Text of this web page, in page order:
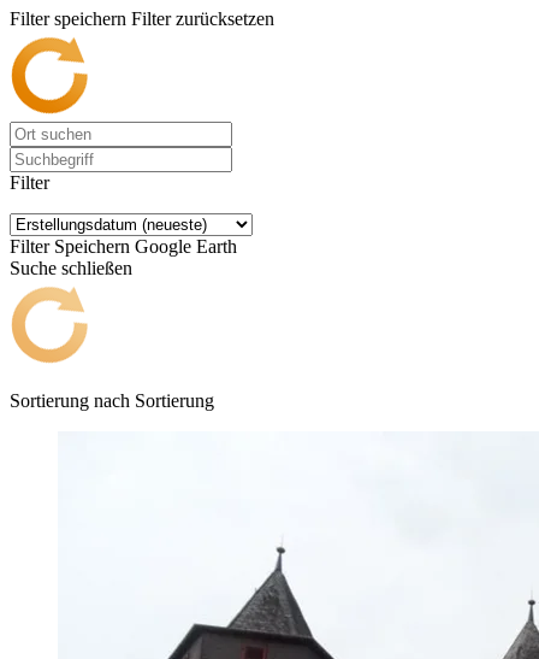
Filter speichern Filter zurücksetzen
Filter
Filter Speichern Google Earth
Suche schließen
Sortierung nach Sortierung